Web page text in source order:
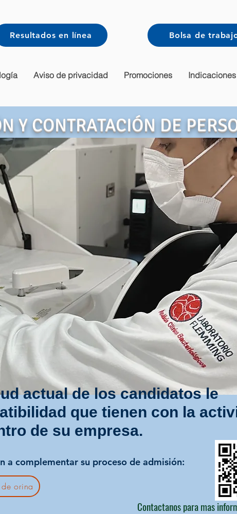
Aviso de privacidad Promociones Indicaciones
Bolsa de
Resultados en línea
Y CONTRATACIÓN DE
actual de los candidatos le
que tienen con la
de su empresa.
a complementar su proceso de admisión:​
orina
Contactanos para mas